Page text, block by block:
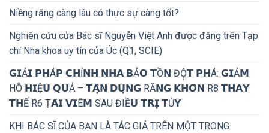
Niềng răng càng lâu có thực sự càng tốt?
Nghiên cứu của Bác sĩ Nguyễn Việt Anh được đăng trên Tạp
chí Nha khoa uy tín của Úc (Q1, SCIE)
𝗚𝗜Ả𝗜 𝗣𝗛Á𝗣 𝗖𝗛Ỉ𝗡𝗛 𝗡𝗛𝗔 𝗕Ả𝗢 𝗧Ồ𝗡 ĐỘ̣𝗧 𝗣𝗛Á: 𝗚𝗜Ả𝗠
HÔ 𝗛𝗜Ệ𝗨 𝗤𝗨Ả – 𝗧𝗔̣̂𝗡 𝗗𝗨̣𝗡𝗚 RĂ𝗡𝗚 𝗞𝗛𝗢̂𝗡 R8 𝗧𝗛𝗔𝗬
𝗧𝗛Ế R6 Ṭ𝗔́𝗜 𝗩𝗜Ê𝗠 SAU ĐIỀ𝗨 𝗧𝗥𝗜̣ 𝗧Ủ𝗬
KHI BÁC SĨ CỦA BẠN LÀ TÁC GIẢ TRÊN MỘT TRONG